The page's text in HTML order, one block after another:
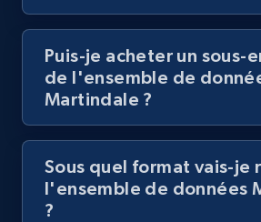
Puis-je acheter un sous-
de l'ensemble de
Martindale ?
Sous quel format vais-je
l'ensemble de données
?